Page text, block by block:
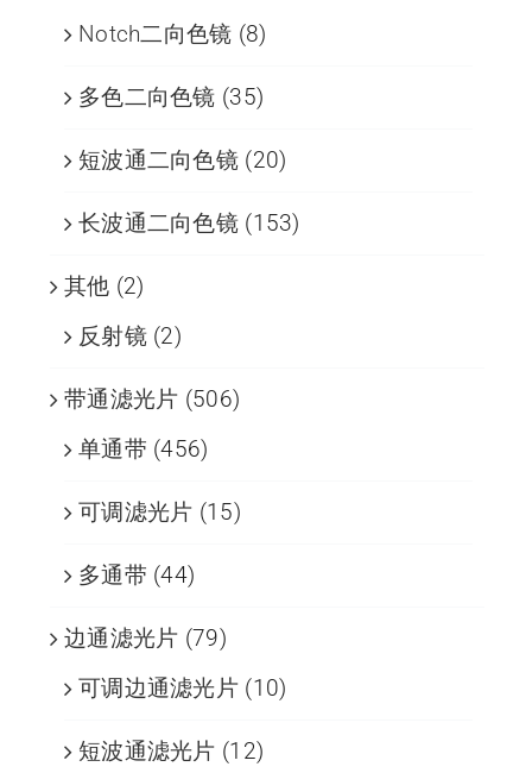
Notch二向色镜 (8)
多色二向色镜 (35)
短波通二向色镜 (20)
长波通二向色镜 (153)
其他 (2)
反射镜 (2)
带通滤光片 (506)
单通带 (456)
可调滤光片 (15)
多通带 (44)
边通滤光片 (79)
可调边通滤光片 (10)
短波通滤光片 (12)